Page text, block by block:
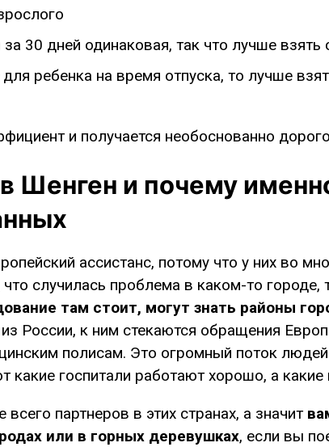
30 дней одинаковая, так что лучше взять
ребенка на время отпуска, то лучше
и получается необоснованно
Шенген и почему
ассистанс, потому что у них во
случилась проблема в каком-то городе,
там стоит, могут знать районы
России, к ним стекаются обращения
полисам. Это огромный поток
какие госпитали работают хорошо, а какие
партнеров в этих странах, а значит
или в горных деревушках, если вы